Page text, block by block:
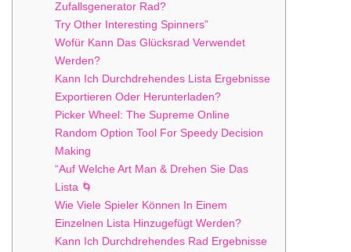
Zufallsgenerator Rad?
Try Other Interesting Spinners”
Wofür Kann Das Glücksrad Verwendet
Werden?
Kann Ich Durchdrehendes Lista Ergebnisse
Exportieren Oder Herunterladen?
Picker Wheel: The Supreme Online
Random Option Tool For Speedy Decision
Making
“Auf Welche Art Man & Drehen Sie Das
Lista 🌀
Wie Viele Spieler Können In Einem
Einzelnen Lista Hinzugefügt Werden?
Kann Ich Durchdrehendes Rad Ergebnisse